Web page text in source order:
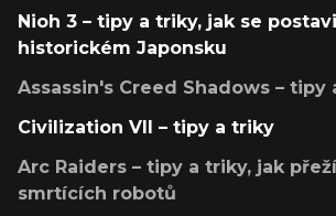
Nioh 3 – tipy a triky, jak se
historickém Japonsku
Assassin's Creed Shadows – tipy
Civilization VII – tipy a triky
Arc Raiders – tipy a triky, jak
smrtících robotů